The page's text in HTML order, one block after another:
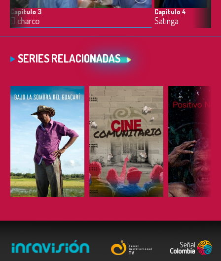
Capítulo 3
El charco
Capítulo 4
Satinga
SERIES RELACIONADAS
ESCUCHAR ESCUCHAR